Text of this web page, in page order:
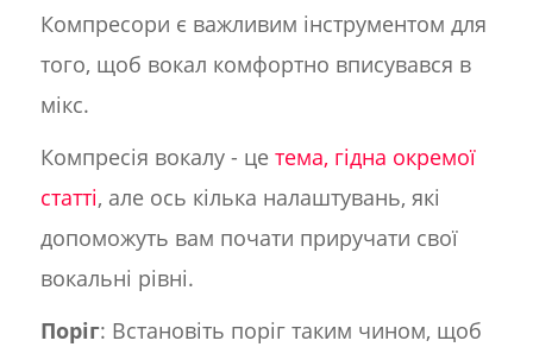
Компресори є важливим інструментом для
того, щоб вокал комфортно вписувався в
мікс.
Компресія вокалу - це тема, гідна окремої
статті, але ось кілька налаштувань, які
допоможуть вам почати приручати свої
вокальні рівні.
Поріг: Встановіть поріг таким чином, щоб